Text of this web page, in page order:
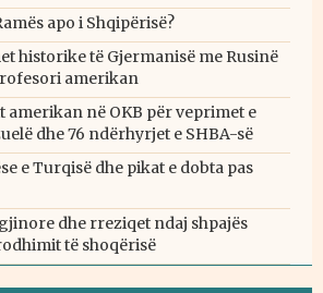
apo i Shqipërisë?
historike të Gjermanisë me Rusinë
amerikan
në OKB për veprimet e
dhe 76 ndërhyrjet e SHBA-së
e Turqisë dhe pikat e dobta pas
dhe rreziqet ndaj shpajës
të shoqërisë